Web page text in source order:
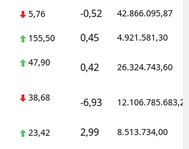
5,76 -0,52 42.866.095,87
155,50 0,45 4.921.581,30
47,90 0,42 26.324.743,60
38,68 -6,93 12.106.785.683,20
23,42 2,99 8.513.734,00